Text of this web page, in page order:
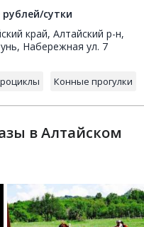
рублей/сутки
край, Алтайский р-н,
Набережная ул. 7
Конные прогулки
в Алтайском